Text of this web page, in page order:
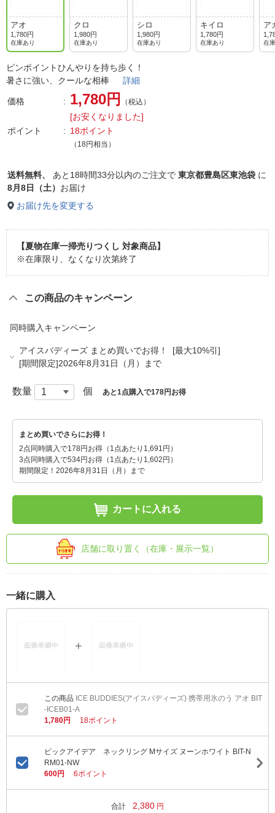
アオ
1,780円
在庫あり
クロ
1,980円
在庫あり
シロ
1,980円
在庫あり
キイロ
1,780円
在庫あり
ア
在
ピンポイントひんやりを持ち歩く！
暑さに強い、クールな相棒 詳細
価格 1,780円 （税込）
[お安くなりました]
ポイント
18ポイント
（18円相当）
送料無料、 あと 18時間33分以内のご注文で 東京都豊島区東池袋 に
8月8日（土） お届け
お届け先を変更する
【夏物在庫一掃売りつくし 対象商品】
※在庫限り、なくなり次第終了
この商品のキャンペーン
同時購入キャンペーン
アイスバディーズ まとめ買いでお得！ [最大10%引]
[期間限定]2026年8月31日（月）まで
数量 個 あと1点購入で178円お得
まとめ買いでさらにお得！
2点同時購入で178円お得（1点あたり1,691円）
3点同時購入で534円お得（1点あたり1,602円）
期間限定！2026年8月31日（月）まで
カートに入れる
店舗に取り置く（在庫・展示一覧）
一緒に購入
ICE BUDDIES(アイスバディーズ) 携帯用氷のう アオ BIT
-ICEB01-A
1,780円
18ポイント
ビックアイデア ネックリング Mサイズ ヌーンホワイト BIT-N
RM01-NW
600円
6ポイント
合計 2,380 円